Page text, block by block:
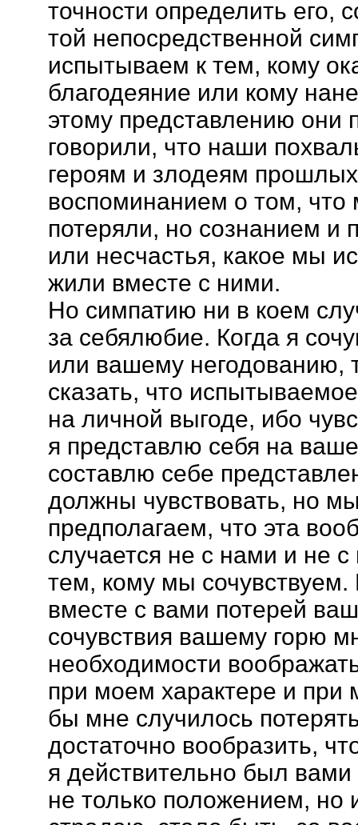
точности определить его,
той непосредственной
испытываем к тем, кому
благодеяние или кому
этому представлению они
говорили, что наши
героям и злодеям
воспоминанием о том,
потеряли, но сознанием и
или несчастья, какое мы
жили вместе с ними.
Но симпатию ни в коем
за себялюбие. Когда я
или вашему негодованию,
сказать, что
на личной выгоде, ибо
я представлю себя на
составлю себе
должны чувствовать, но
предполагаем, что эта
случается не с нами и не
тем, кому мы сочувствуем.
вместе с вами потерей
сочувствия вашему горю
необходимости
при моем характере и
бы мне случилось
достаточно вообразить,
я действительно был
не только положением, но